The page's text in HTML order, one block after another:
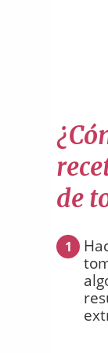
de
1